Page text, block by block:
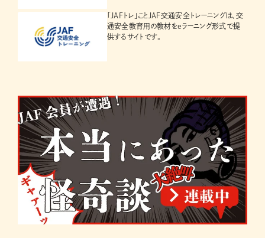
「JAFトレ」ことJAF交通安全トレーニングは、交
通安全教育用の教材をeラーニング形式で提
供するサイトです。